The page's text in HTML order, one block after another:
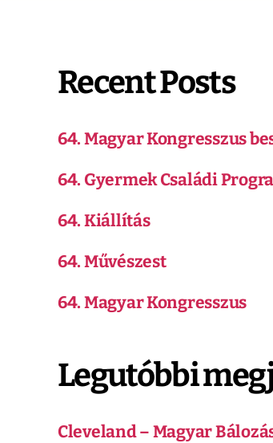
Recent Posts
64. Magyar Kongresszus
64. Gyermek Családi
64. Kiállítás
64. Művészest
64. Magyar Kongresszus
Legutóbbi
Cleveland – Magyar